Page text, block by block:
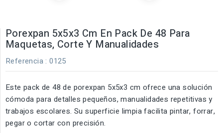
Porexpan 5x5x3 Cm En Pack De 48 Para
Maquetas, Corte Y Manualidades
Referencia : 0125
Este pack de 48 de porexpan 5x5x3 cm ofrece una solución
cómoda para detalles pequeños, manualidades repetitivas y
trabajos escolares. Su superficie limpia facilita pintar, forrar,
pegar o cortar con precisión.